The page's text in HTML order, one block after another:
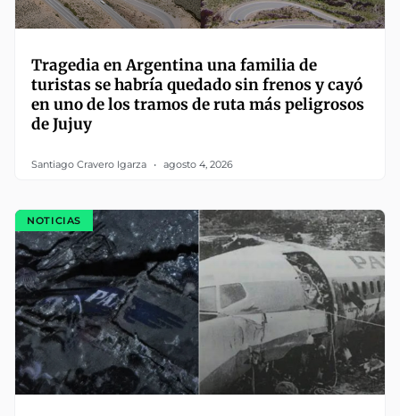
Tragedia en Argentina una familia de
turistas se habría quedado sin frenos y cayó
en uno de los tramos de ruta más peligrosos
de Jujuy
Santiago Cravero Igarza agosto 4, 2026
NOTICIAS